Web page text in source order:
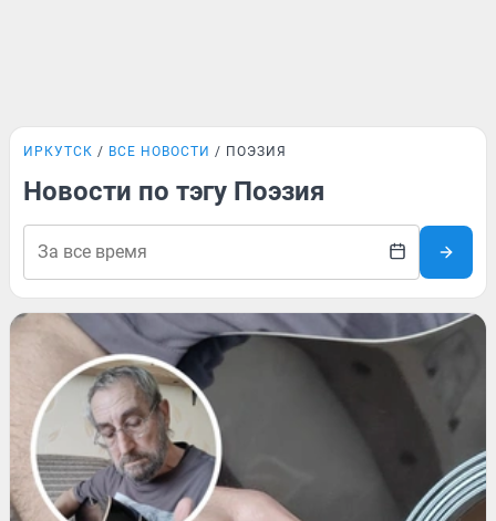
ИРКУТСК ВСЕ НОВОСТИ ПОЭЗИЯ
Новости по тэгу Поэзия